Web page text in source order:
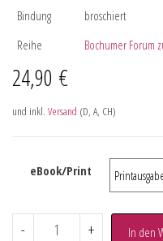
Bindung
broschiert
Reihe
Bochumer Forum
24,90 €
und inkl. Versand (D, A, CH)
eBook/Print
- + In den